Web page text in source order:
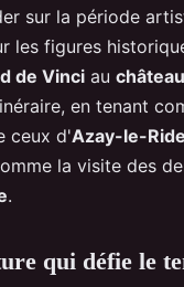
sur la période
les figures
de Vinci au château
en tenant
ceux d'Azay-le-
la visite des
.
qui défie le